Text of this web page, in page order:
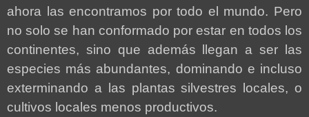
ahora las encontramos por todo el mundo. Pero
no solo se han conformado por estar en todos los
continentes, sino que además llegan a ser las
especies más abundantes, dominando e incluso
exterminando a las plantas silvestres locales, o
cultivos locales menos productivos.